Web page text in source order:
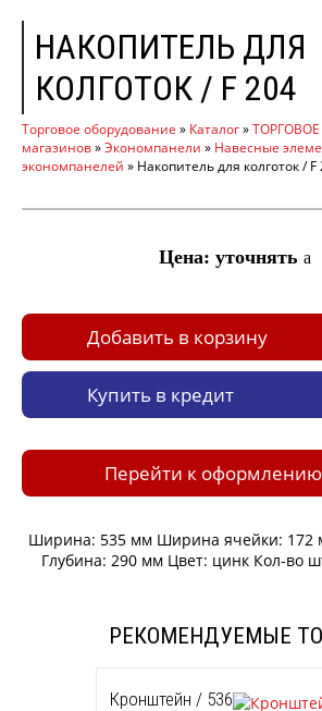
НАКОПИТЕЛЬ ДЛЯ
КОЛГОТОК / F 204
Торговое оборудование » Каталог»
магазинов»Экономпанели » Навесные
экономпанелей » Накопитель для колготок / F
Цена: уточнять a
Добавить в корзину
Купить в кредит
Перейти к оформлению
Ширина: 535 мм Ширина ячейки: 172
Глубина: 290 мм Цвет: цинк Кол-во
РЕКОМЕНДУЕМЫЕ
Кронштейн / 536